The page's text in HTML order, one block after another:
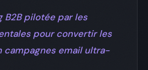
B2B pilotée par les
pour convertir les
campagnes email ultra-